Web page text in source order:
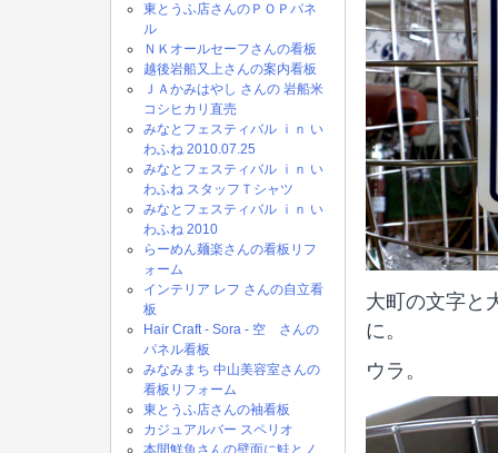
東とうふ店さんのＰＯＰパネ
ル
ＮＫオールセーフさんの看板
越後岩船又上さんの案内看板
ＪＡかみはやし さんの 岩船米
コシヒカリ直売
みなとフェスティバル ｉｎ い
わふね 2010.07.25
みなとフェスティバル ｉｎ い
わふね スタッフＴシャツ
みなとフェスティバル ｉｎ い
わふね 2010
らーめん麺楽さんの看板リフ
ォーム
インテリア レフ さんの自立看
板
Hair Craft - Sora - 空 さんの
パネル看板
みなみまち 中山美容室さんの
看板リフォーム
東とうふ店さんの袖看板
カジュアルバー スペリオ
本間鮮魚さんの壁面に鮭とノ
大町の文字と
に。
ウラ。